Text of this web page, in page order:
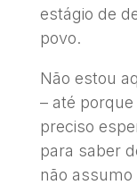
estágio de
povo.
Não estou
– até porque
preciso
para saber
não